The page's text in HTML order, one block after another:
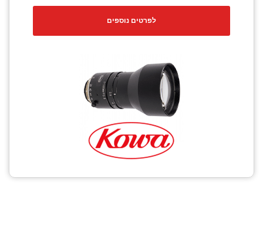
Visualizer
Fiber Optic
CCTV
Photo Printers
לפרטים נוספים